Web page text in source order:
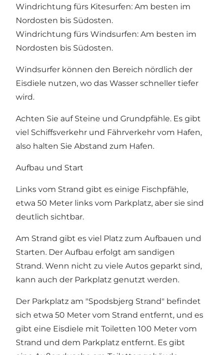
Windrichtung fürs Kitesurfen: Am besten im
Nordosten bis Südosten.
Windrichtung fürs Windsurfen: Am besten im
Nordosten bis Südosten.
Windsurfer können den Bereich nördlich der
Eisdiele nutzen, wo das Wasser schneller tiefer
wird.
Achten Sie auf Steine und Grundpfähle. Es gibt
viel Schiffsverkehr und Fährverkehr vom Hafen,
also halten Sie Abstand zum Hafen.
Aufbau und Start
Links vom Strand gibt es einige Fischpfähle,
etwa 50 Meter links vom Parkplatz, aber sie sind
deutlich sichtbar.
Am Strand gibt es viel Platz zum Aufbauen und
Starten. Der Aufbau erfolgt am sandigen
Strand. Wenn nicht zu viele Autos geparkt sind,
kann auch der Parkplatz genutzt werden.
Der Parkplatz am "Spodsbjerg Strand" befindet
sich etwa 50 Meter vom Strand entfernt, und es
gibt eine Eisdiele mit Toiletten 100 Meter vom
Strand und dem Parkplatz entfernt. Es gibt